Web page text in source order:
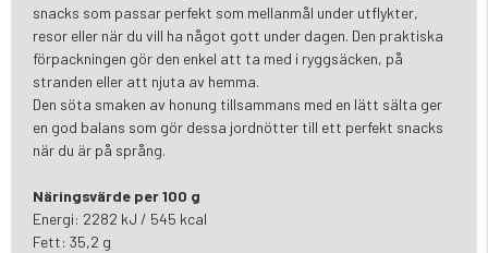
snacks som passar perfekt som mellanmål under utflykter,
resor eller när du vill ha något gott under dagen. Den praktiska
förpackningen gör den enkel att ta med i ryggsäcken, på
stranden eller att njuta av hemma.
Den söta smaken av honung tillsammans med en lätt sälta ger
en god balans som gör dessa jordnötter till ett perfekt snacks
när du är på språng.
Näringsvärde per 100 g
Energi: 2282 kJ / 545 kcal
Fett: 35,2 g